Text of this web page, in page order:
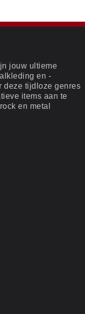
jouw ultieme
en -
deze tijdloze genres
items aan te
en metal